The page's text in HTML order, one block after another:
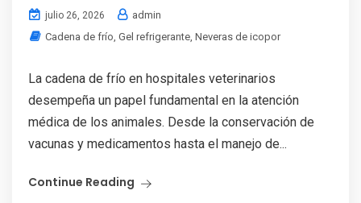
julio 26, 2026
admin
Cadena de frío, Gel refrigerante, Neveras de icopor
La cadena de frío en hospitales veterinarios
desempeña un papel fundamental en la atención
médica de los animales. Desde la conservación de
vacunas y medicamentos hasta el manejo de...
Continue Reading